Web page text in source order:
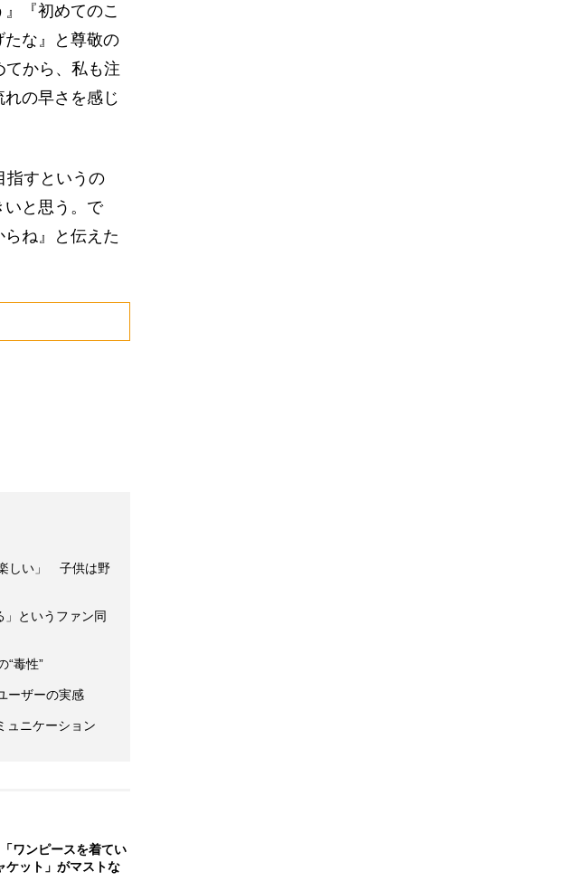
『初めてのこ
たな』と尊敬の
てから、私も注
の早さを感じ
指すというの
いと思う。で
ね』と伝えた
しい」 子供は野
というファン同
“毒性”
ーザーの実感
ュニケーション
ワンピースを着てい
ケット」がマストな